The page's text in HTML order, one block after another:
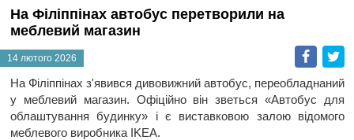
На Філіппінах автобус перетворили на
меблевий магазин
14 лютого 2026
На Філіппінах з'явився дивовижний автобус, переобладнаний
у меблевий магазин. Офіційно він зветься «Автобус для
облаштування будинку» і є виставковою залою відомого
меблевого виробника IKEA.